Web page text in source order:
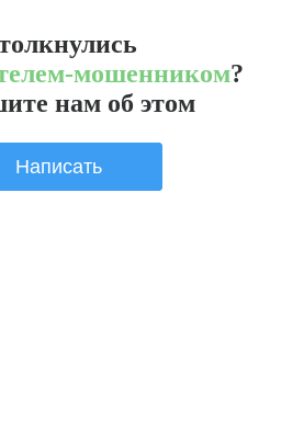
мошенником?
нам об этом
Написать